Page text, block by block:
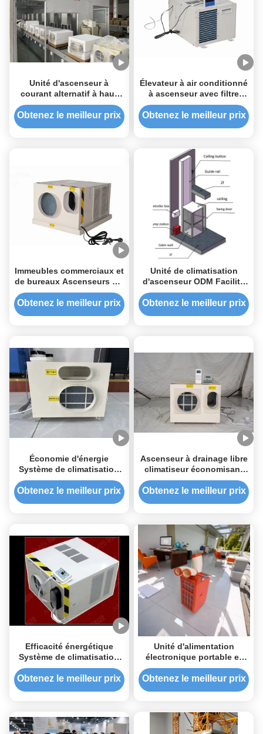
Unité d'ascenseur à
courant alternatif à haut
rendement avec direction
verticale du débit d'air et
Obtenez le meilleur prix
Élevateur à air conditionné
à ascenseur avec filtre
lavable
Obtenez le meilleur prix
Immeubles commerciaux et
de bureaux Ascenseurs AC
pour gratte-ciel Immeubles
résidentiels Faible bruit
Obtenez le meilleur prix
Unité de climatisation
d'ascenseur ODM Facilité
d'installation
Obtenez le meilleur prix
Économie d'énergie
Système de climatisation
d'ascenseur à distance
avec alimentation
Obtenez le meilleur prix
Ascenseur à drainage libre
climatiseur économisant
de l'énergie Ascenseur
compact à haute efficacité
Obtenez le meilleur prix
Efficacité énergétique
Système de climatisation
d'ascenseur Entretien
facile
Obtenez le meilleur prix
Unité d'alimentation
électronique portable et
autonome
Obtenez le meilleur prix